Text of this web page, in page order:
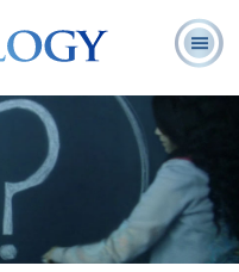
Ministros
Voluntarios
Preguntas
Frecuentes